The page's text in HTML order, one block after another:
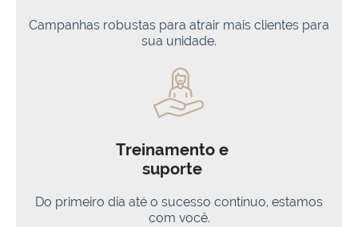
Campanhas robustas para atrair mais clientes para
sua unidade.
Treinamento e
suporte
Do primeiro dia até o sucesso contínuo, estamos
com você.